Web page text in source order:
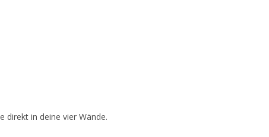
direkt in deine vier Wände.